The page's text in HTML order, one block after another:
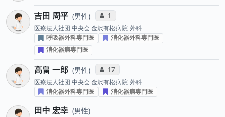
吉田 周平 男性 コミュニケーション・タイプ投票数
1
医療法人社団 中央会 金沢有松病院 外科
呼吸器外科専門医
消化器外科専門医
消化器病専門医
高畠 一郎 男性 コミュニケーション・タイプ投票数
17
医療法人社団 中央会 金沢有松病院 外科
消化器外科専門医
消化器病専門医
田中 宏幸 男性